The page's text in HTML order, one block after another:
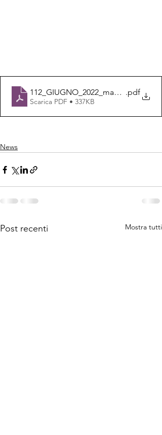
112_GIUGNO_2022_maxiEmergenze
.pdf
Scarica PDF • 337KB
News
Post recenti Mostra tutti